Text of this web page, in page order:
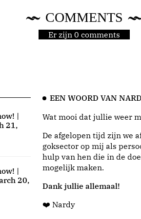
COMMENTS
Er zijn 0 comments
|
21,
|
20,
EEN WOORD VAN
Wat mooi dat jullie weer
De afgelopen tijd zijn we
goksector op mij als
hulp van hen die in de
mogelijk maken.
Dank jullie allemaal!
❤️ Nardy